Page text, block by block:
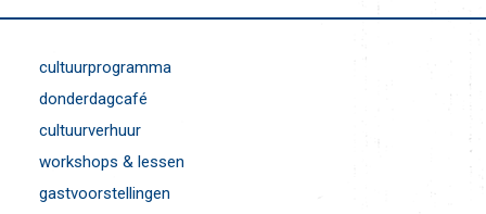
cultuurprogramma
donderdagcafé
cultuurverhuur
workshops & lessen
gastvoorstellingen